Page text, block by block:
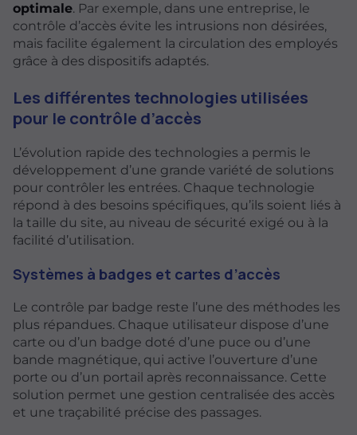
optimale. Par exemple, dans une entreprise, le
contrôle d’accès évite les intrusions non désirées,
mais facilite également la circulation des employés
grâce à des dispositifs adaptés.
Les différentes technologies utilisées
pour le contrôle d’accès
L’évolution rapide des technologies a permis le
développement d’une grande variété de solutions
pour contrôler les entrées. Chaque technologie
répond à des besoins spécifiques, qu’ils soient liés à
la taille du site, au niveau de sécurité exigé ou à la
facilité d’utilisation.
Systèmes à badges et cartes d’accès
Le contrôle par badge reste l’une des méthodes les
plus répandues. Chaque utilisateur dispose d’une
carte ou d’un badge doté d’une puce ou d’une
bande magnétique, qui active l’ouverture d’une
porte ou d’un portail après reconnaissance. Cette
solution permet une gestion centralisée des accès
et une traçabilité précise des passages.